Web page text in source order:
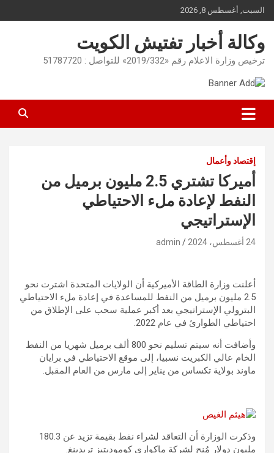
Skip
to
content
السبت, أغسطس 8, 2026
وكالة أخبار تفتيش الكويت
ترخيص وزارة الاعلام رقم «2019/332» للتواصل : 51787720
إقتصاد وأعمال
أميركا تشتري 2.5 مليون برميل من
النفط لإعادة ملء الاحتياطي
الإستراتيجي
24 أغسطس، 2024 admin
أعلنت وزارة الطاقة الأميركية أن الولايات المتحدة اشترت نحو
2.5 مليون برميل من النفط للمساعدة في إعادة ملء الاحتياطي
البترولي الإستراتيجي بعد أكبر عملية سحب على الإطلاق من
احتياطي الطوارئ في عام 2022.
وأضافت أنه سيتم تسليم نحو 800 ألف برميل شهريا من النفط
الخام عالي الكبريت نسبيا، إلى موقع الاحتياطي في برايان
ماوند بولاية تكساس من يناير إلى مارس من العام المقبل.
وذكرت الوزارة أن التعاقد لشراء نفط بقيمة تزيد عن 180.3
مليون دولار مُنح لشركة ماكواري كوموديتيز تريدينغ.